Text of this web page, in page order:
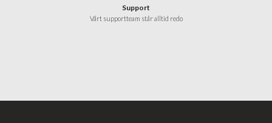
Support
Vårt supportteam står alltid redo